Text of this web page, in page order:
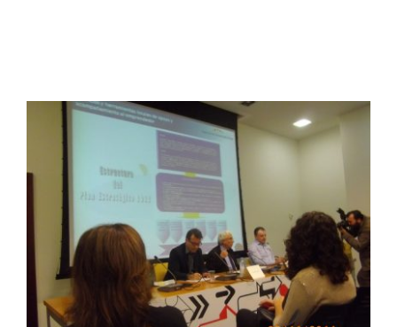
Servicios y herramientas
locales de apoyo y
acompañamiento al
emprendedor. El
municipio como punto de
partida hacia el éxito
emprendedor.